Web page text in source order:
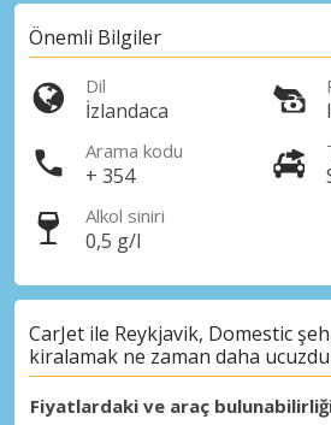
Özel iş ortağı tekliflerine
Önemli Bilgiler
Dil
İzlandaca
Arama kodu
+ 354
Alkol siniri
0,5 g/l
CarJet ile Reykjavik, Domestic
kiralamak ne zaman daha
Fiyatlardaki ve araç